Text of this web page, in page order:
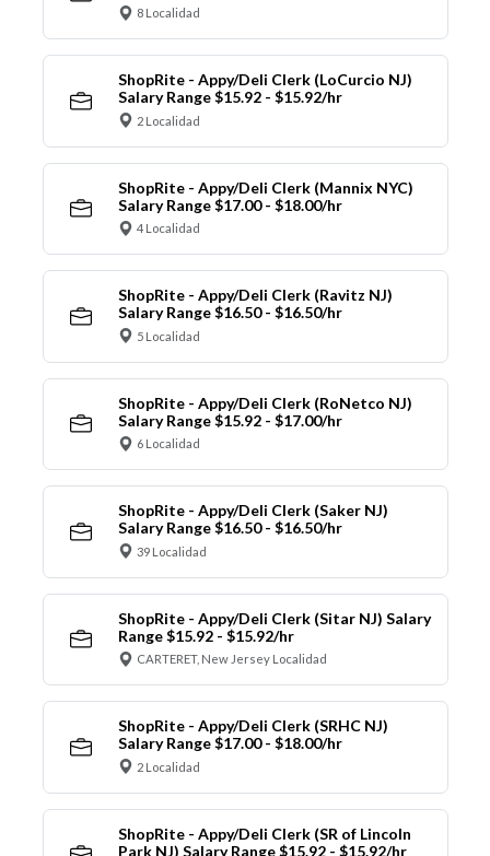
8 Localidad
ShopRite - Appy/Deli Clerk (LoCurcio NJ)
Salary Range $15.92 - $15.92/hr
2 Localidad
ShopRite - Appy/Deli Clerk (Mannix NYC)
Salary Range $17.00 - $18.00/hr
4 Localidad
ShopRite - Appy/Deli Clerk (Ravitz NJ)
Salary Range $16.50 - $16.50/hr
5 Localidad
ShopRite - Appy/Deli Clerk (RoNetco NJ)
Salary Range $15.92 - $17.00/hr
6 Localidad
ShopRite - Appy/Deli Clerk (Saker NJ)
Salary Range $16.50 - $16.50/hr
39 Localidad
ShopRite - Appy/Deli Clerk (Sitar NJ) Salary
Range $15.92 - $15.92/hr
CARTERET, New Jersey Localidad
ShopRite - Appy/Deli Clerk (SRHC NJ)
Salary Range $17.00 - $18.00/hr
2 Localidad
ShopRite - Appy/Deli Clerk (SR of Lincoln
Park NJ) Salary Range $15.92 - $15.92/hr